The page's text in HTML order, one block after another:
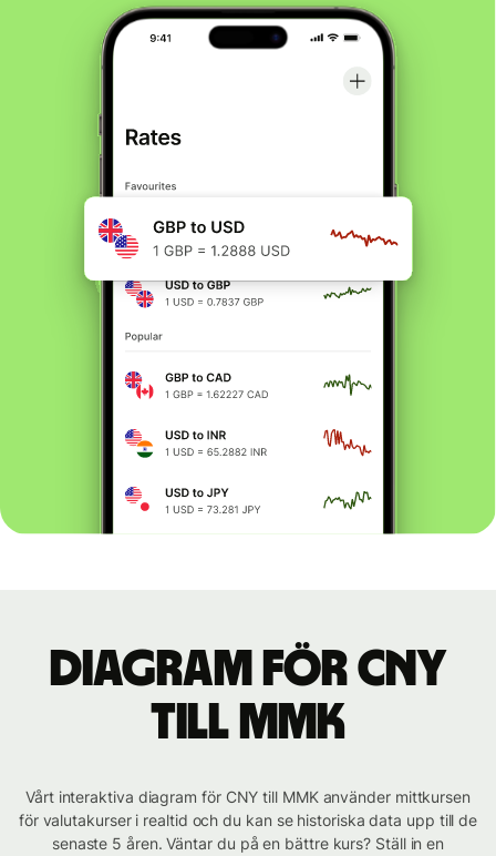
Diagram för CNY
till MMK
Vårt interaktiva diagram för CNY till MMK använder mittkursen
för valutakurser i realtid och du kan se historiska data upp till de
senaste 5 åren. Väntar du på en bättre kurs? Ställ in en